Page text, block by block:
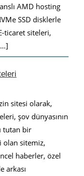
AMD hosting
SSD disklerle
ticaret siteleri,
sitesi olarak,
şov dünyasının
tutan bir
olan sitemiz,
haberler, özel
arkası